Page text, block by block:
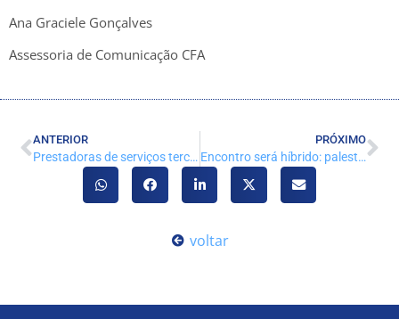
Ana Graciele Gonçalves
Assessoria de Comunicação CFA
ANTERIOR
Prestadoras de serviços terceirizados devem ter registro em CRA
PRÓXIMO
Encontro será híbrido: palestrantes na ESPM-SP e participantes on line
voltar